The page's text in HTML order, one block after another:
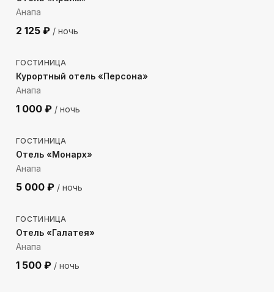
Анапа
2 125 ₽ / ночь
598 м до моря
ГОСТИНИЦА
Курортный отель «Персона»
Анапа
1 000 ₽ / ночь
1250 м до моря
ГОСТИНИЦА
Отель «Монарх»
Анапа
5 000 ₽ / ночь
123 м до моря
ГОСТИНИЦА
Отель «Галатея»
Анапа
1 500 ₽ / ночь
482 м до моря